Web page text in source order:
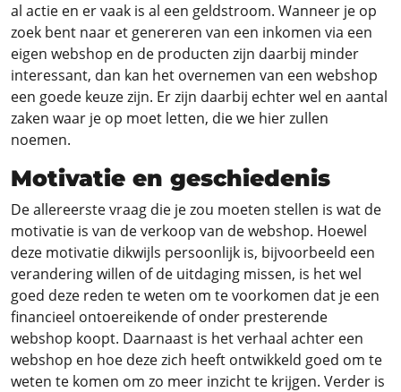
al actie en er vaak is al een geldstroom. Wanneer je op
zoek bent naar et genereren van een inkomen via een
eigen webshop en de producten zijn daarbij minder
interessant, dan kan het overnemen van een webshop
een goede keuze zijn. Er zijn daarbij echter wel en aantal
zaken waar je op moet letten, die we hier zullen
noemen.
Motivatie en geschiedenis
De allereerste vraag die je zou moeten stellen is wat de
motivatie is van de verkoop van de webshop. Hoewel
deze motivatie dikwijls persoonlijk is, bijvoorbeeld een
verandering willen of de uitdaging missen, is het wel
goed deze reden te weten om te voorkomen dat je een
financieel ontoereikende of onder presterende
webshop koopt. Daarnaast is het verhaal achter een
webshop en hoe deze zich heeft ontwikkeld goed om te
weten te komen om zo meer inzicht te krijgen. Verder is